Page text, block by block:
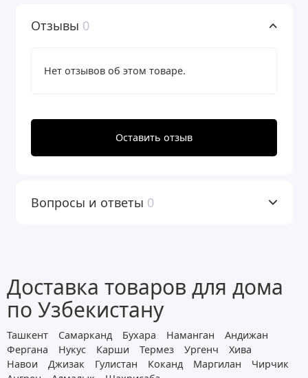
Отзывы 0
Нет отзывов об этом товаре.
Оставить отзыв
Вопросы и ответы 0
Доставка товаров для дома
по Узбекистану
Ташкент Самарканд Бухара Наманган
Андижан
Фергана
Нукус Карши Термез Ургенч
Хива
Навои
Джизак Гулистан Коканд Маргилан
Чирчик